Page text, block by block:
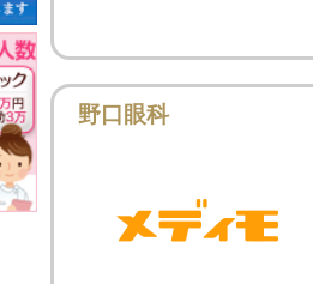
野口眼科